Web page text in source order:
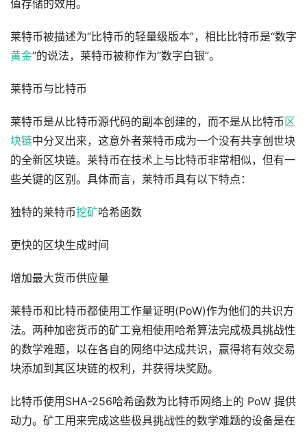
值存储的效用。
莱特币被描述为“比特币的轻量级版本”，相比比特币是“数字
黄金”的说法，莱特币被称作为“数字白银”。
莱特币与比特币
莱特币是从比特币源代码的副本创建的，而不是从比特币区
块链中分叉出来，这意外者莱特币成为一个没有共享创世块
的全新区块链。莱特币在技术上与比特币非常相似，但有一
些关键的区别。具体而言，莱特币具有以下特点：
独特的莱特币挖矿哈希函数
更快的区块生成时间
增加最大货币供应量
莱特币和比特币都使用工作量证明(PoW)作为他们的共识方
法。两种加密货币的矿工竞相使用哈希算法完成极具挑战性
的数学难题，以在各自的网络中达成共识，赢得将有效交易
块添加到其区块链的权利，并获得块奖励。
比特币使用SHA-256哈希函数为比特币网络上的 PoW 提供
动力。矿工用来完成这些极具挑战性的数学难题的设备是在